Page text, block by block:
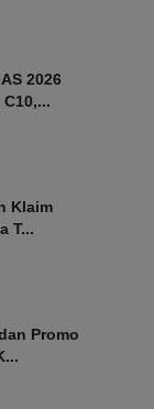
2026
Klaim
T...
Promo